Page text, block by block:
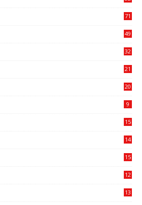
71
49
32
21
20
9
15
14
15
12
13